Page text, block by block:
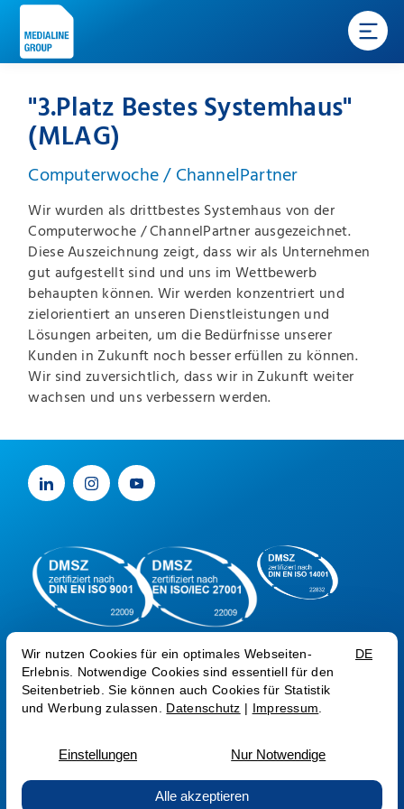
"3.Platz Bestes Systemhaus"
(MLAG)
Computerwoche / ChannelPartner
Wir wurden als drittbestes Systemhaus von der
Computerwoche / ChannelPartner ausgezeichnet.
Diese Auszeichnung zeigt, dass wir als Unternehmen
gut aufgestellt sind und uns im Wettbewerb
behaupten können. Wir werden konzentriert und
zielorientiert an unseren Dienstleistungen und
Lösungen arbeiten, um die Bedürfnisse unserer
Kunden in Zukunft noch besser erfüllen zu können.
Wir sind zuversichtlich, dass wir in Zukunft weiter
wachsen und uns verbessern werden.
Sprache: EN